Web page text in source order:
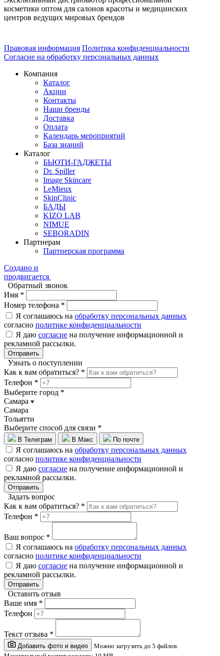
косметики оптом для салонов красоты и медицинских
центров ведущих мировых брендов
Правовая информация Политика конфиденциальности
Согласие на обработку персональных данных
Компания
Каталог
Акции
Контакты
Наши бренды
Доставка
Оплата
Календарь мероприятий
База знаний
Каталог
БЬЮТИ-ГАДЖЕТЫ
Dr. Spiller
Image Skincare
LeMieux
SkinClinic
БАДЫ
KIZO LAB
NIMUE
SEBORADIN
Партнерам
Партнерская программа
Создано и
продвигается
Обратный звонок
Имя *
Номер телефона *
Я соглашаюсь на обработку персональных данных
согласно политике конфиденциальности
Я даю согласие на получение информационной и
рекламной рассылки.
Отправить
Узнать о поступлении
Как к вам обратиться? *
Телефон *
Выберите город *
Самара
Самара
Тольятти
Выберите способ для связи *
В Телеграм В Макс По почте
Я соглашаюсь на обработку персональных данных
согласно политике конфиденциальности
Я даю согласие на получение информационной и
рекламной рассылки.
Отправить
Задать вопрос
Как к вам обратиться? *
Телефон *
Ваш вопрос *
Я соглашаюсь на обработку персональных данных
согласно политике конфиденциальности
Я даю согласие на получение информационной и
рекламной рассылки.
Отправить
Оставить отзыв
Ваше имя *
Телефон
Текст отзыва *
Добавить фото и видео
Можно загрузить до 5 файлов.